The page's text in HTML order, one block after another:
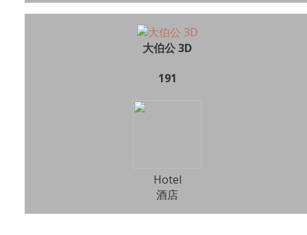
大伯公 3D
191
Hotel
酒店